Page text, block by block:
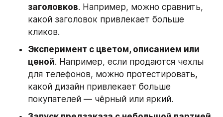
заголовков. Например, можно сравнить,
какой заголовок привлекает больше
кликов.
Эксперимент с цветом, описанием или
ценой. Например, если продаются чехлы
для телефонов, можно протестировать,
какой дизайн привлекает больше
покупателей — чёрный или яркий.